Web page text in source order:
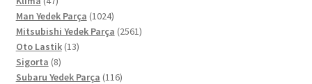
ürün
Man Yedek Parça 10241024
ürün
Mitsubishi Yedek Parça 25612561
Oto Lastik 1313
Sigorta 88
ürün
Subaru Yedek Parça 116116